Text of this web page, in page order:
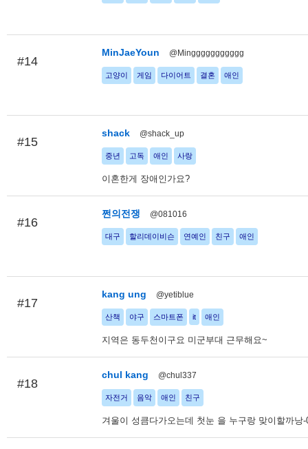
#14
MinJaeYoun @Minggggggggggg
고양이 게임 다이어트 결혼 애인
#15
shack @shack_up
중년 고독 애인 사랑
이혼한게 장애인가요?
#16
쩐의전쟁 @081016
대구 할리데이비슨 연예인 친구 애인
#17
kang ung @yetiblue
산책 야구 스마트폰 it 애인
지역은 동두천이구요 미군부대 근무해요~
#18
chul kang @chul337
자전거 음악 애인 친구
겨울이 성큼다가오는데 첫눈 을 누구랑 맞이할까낭-